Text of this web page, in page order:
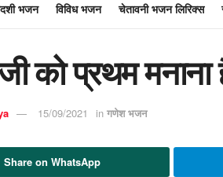
भजन विविध भजन चेतावनी भजन लिरिक्स
को प्रथम
15/09/2021 in गणेश भजन
Share on WhatsApp